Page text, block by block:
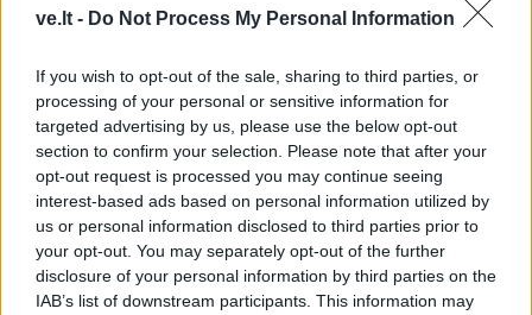
ve.lt - Do Not Process My Personal Information
If you wish to opt-out of the sale, sharing to third parties, or
processing of your personal or sensitive information for
targeted advertising by us, please use the below opt-out
section to confirm your selection. Please note that after your
opt-out request is processed you may continue seeing
interest-based ads based on personal information utilized by
us or personal information disclosed to third parties prior to
your opt-out. You may separately opt-out of the further
disclosure of your personal information by third parties on the
IAB’s list of downstream participants. This information may
Žmonės
mylimąją Urtę: pora
vestuves iškėlė pajūryje
(1)
Žmonės
paviešino fotosesijos
prabangioje sostinės
erdvėje kadrus: akys
krypo į jos įvaizdį